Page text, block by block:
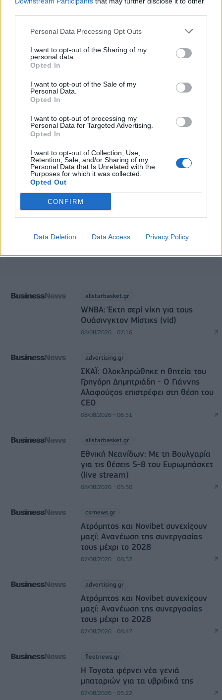
Personal Data Processing Opt Outs
I want to opt-out of the Sharing of my
personal data.
Opted In
I want to opt-out of the Sale of my
Personal Data.
Opted In
I want to opt-out of processing my
Personal Data for Targeted Advertising.
Opted In
I want to opt-out of Collection, Use,
Retention, Sale, and/or Sharing of my
Personal Data that Is Unrelated with the
Purposes for which it was collected.
Opted Out
CONFIRM
Data Deletion Data Access Privacy Policy
ΑΘΛΗΤΙΣΜΟΣ
Χρηματιστήριο: Στις 2.618,95 μονάδες ο Γενικός
Δείκτης Τιμών, με άνοδο 0,40%
07/08/2026 - 13:07 ΟΙΚΟΝΟΜΙΑ
Έρευνα ΕΟΤ: Η Ελλάδα στις κορυφαίες επιλογές
07/08/2026 - 10:56 ΤΟΥΡΙΣΜΟΣ
Δείκτης Τιμών, με άνοδο 0,57%
07/08/2026 - 15:21 ΟΙΚΟΝΟΜΙΑ
Χρηματιστήριο: Στις 2.606,72 μονάδες ο Γενικός
Δείκτης Τιμών, με οριακή πτώση 0,07%
07/08/2026 - 11:38 ΟΙΚΟΝΟΜΙΑ
allstarbasket.gr
WNBA: Έκτη σερί νίκη για τους
Ουάσινγκτον Μίστικς (vid)
08/08/2026 - 07:16
advertising.gr
ΣΚΑΪ: Ολοκληρώθηκε η θητεία του
Γρηγόρη Δημητριάδη - Ο Γιάννης
Αλαφούζος επιστρέφει στη θέση του
CEO
08/08/2026 - 06:51
allstarbasket.gr
Εθνική Νεανίδων: Με τη Βουλγαρία
για τις θέσεις 5-8 του Ευρωμπάσκετ
(live stream)
08/08/2026 - 05:50
csrnews.gr
Ατρόμητος και Novibet συνεχίζουν
μαζί: Ανανέωση της συνεργασίας
τους μέχρι το 2028
07/08/2026 - 08:52
advertising.gr
Ατρόμητος και Novibet συνεχίζουν
μαζί: Ανανέωση της συνεργασίας
τους μέχρι το 2028
07/08/2026 - 08:47
fleetnews.gr
Η Toyota φέρνει νέα γενιά
μπαταριών για τα υβριδικά της
07/08/2026 - 05:22